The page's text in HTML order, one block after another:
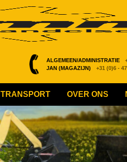
ALGEMEEN/ADMINISTRATIE
JAN (MAGAZIJN)
+31 (0)6 -
TRANSPORT OVER ONS